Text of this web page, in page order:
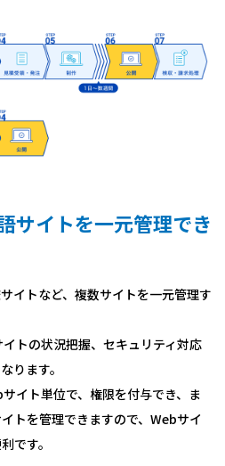
サイトを一元管理でき
イトなど、複数サイトを一元管理す
トの状況把握、セキュリティ対応
ります。
イト単位で、権限を付与でき、ま
トを管理できますので、Webサイ
です。